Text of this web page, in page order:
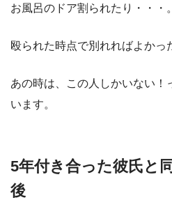
お風呂のドア割られたり・・・。
殴られた時点で別れればよかっ
あの時は、この人しかいない！
います。
5年付き合った彼氏と
後